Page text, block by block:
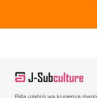
Pata urahisi wa kupenya